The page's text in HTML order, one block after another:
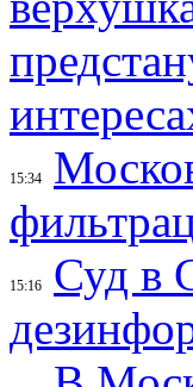
15:34
15:16
Суд в